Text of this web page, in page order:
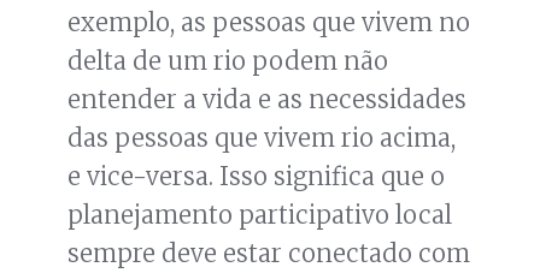
exemplo, as pessoas que vivem no
delta de um rio podem não
entender a vida e as necessidades
das pessoas que vivem rio acima,
e vice-versa. Isso significa que o
planejamento participativo local
sempre deve estar conectado com